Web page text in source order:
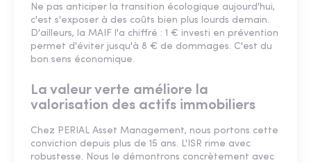
Ne pas anticiper la transition écologique aujourd'hui,
c'est s'exposer à des coûts bien plus lourds demain.
D'ailleurs, la MAIF l'a chiffré : 1 € investi en prévention
permet d'éviter jusqu'à 8 € de dommages. C'est du
bon sens économique.
La valeur verte améliore la
valorisation des actifs immobiliers
Chez PERIAL Asset Management, nous portons cette
conviction depuis plus de 15 ans. L'ISR rime avec
robustesse. Nous le démontrons concrètement avec